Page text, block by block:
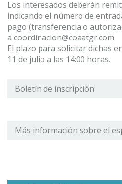
Los interesados deberán
indicando el número de
pago (transferencia o
a coordinacion@coaatgr.com
El plazo para solicitar dichas
11 de julio a las 14:00 horas.
Boletín de inscripción
Más información sobre el